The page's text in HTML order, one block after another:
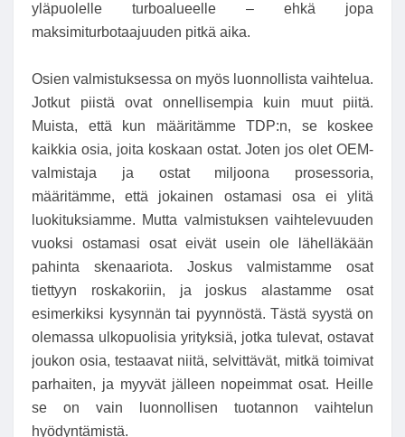
yläpuolelle turboalueelle – ehkä jopa
maksimiturbotaajuuden pitkä aika.
Osien valmistuksessa on myös luonnollista vaihtelua.
Jotkut piistä ovat onnellisempia kuin muut piitä.
Muista, että kun määritämme TDP:n, se koskee
kaikkia osia, joita koskaan ostat. Joten jos olet OEM-
valmistaja ja ostat miljoona prosessoria,
määritämme, että jokainen ostamasi osa ei ylitä
luokituksiamme. Mutta valmistuksen vaihtelevuuden
vuoksi ostamasi osat eivät usein ole lähelläkään
pahinta skenaariota. Joskus valmistamme osat
tiettyyn roskakoriin, ja joskus alastamme osat
esimerkiksi kysynnän tai pyynnöstä. Tästä syystä on
olemassa ulkopuolisia yrityksiä, jotka tulevat, ostavat
joukon osia, testaavat niitä, selvittävät, mitkä toimivat
parhaiten, ja myyvät jälleen nopeimmat osat. Heille
se on vain luonnollisen tuotannon vaihtelun
hyödyntämistä.